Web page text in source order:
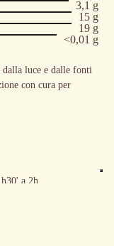
3,1 g
15 g
19 g
<0,01 g
luce e dalle fonti
con cura per
a 2h